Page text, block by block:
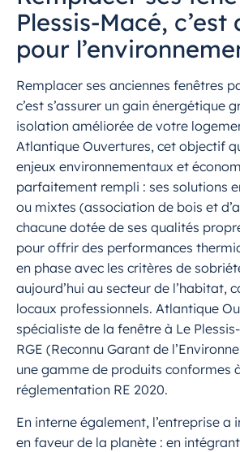
Plessis-Macé,
pour
Remplacer ses anciennes fenêtres
c’est s’assurer un gain énergétique
isolation améliorée de votre
Atlantique Ouvertures, cet objectif
enjeux environnementaux et
parfaitement rempli : ses solutions
ou mixtes (association de bois et
chacune dotée de ses qualités
pour offrir des performances
en phase avec les critères de
aujourd’hui au secteur de l’habitat,
locaux professionnels. Atlantique
spécialiste de la fenêtre à Le
RGE (Reconnu Garant de
une gamme de produits conformes
réglementation RE 2020.
En interne également, l’entreprise a
en faveur de la planète : en